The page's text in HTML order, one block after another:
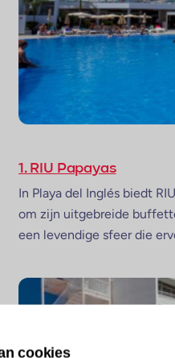
1. RIU Papayas
In Playa del Inglés biedt
om zijn uitgebreide
een levendige sfeer die
cookies